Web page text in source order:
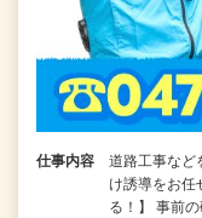
仕事内容
道路工事など
け誘導をお任
る！】 事前